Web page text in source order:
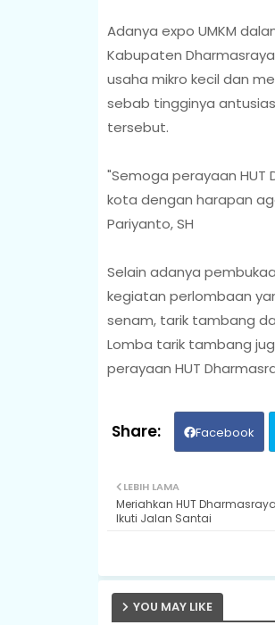
Adanya expo UMKM
Kabupaten
usaha mikro kecil dan
sebab tingginya
tersebut.
"Semoga perayaan
kota dengan harapan
Pariyanto, SH
Selain adanya
kegiatan perlombaan
senam, tarik tambang
Lomba tarik tambang
perayaan HUT
Facebook
LEBIH LAMA
Meriahkan HUT
Ikuti Jalan Santai
YOU MAY LIKE